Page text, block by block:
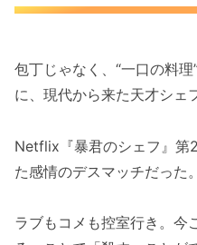
包丁じゃなく、“一口の料
に、現代から来た天才シェ
Netflix『暴君のシェフ』第
た感情のデスマッチだった。
ラブもコメも控室行き。今